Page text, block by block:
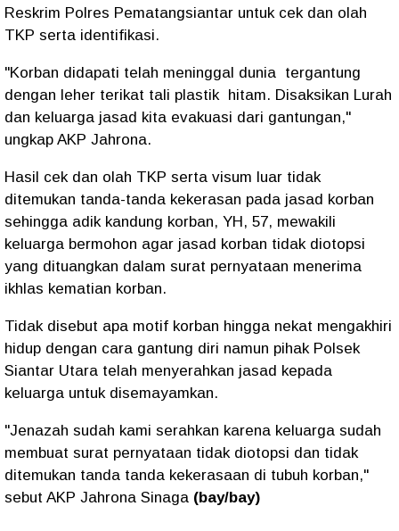
Reskrim Polres Pematangsiantar untuk cek dan olah
TKP serta identifikasi.
"Korban didapati telah meninggal dunia tergantung
dengan leher terikat tali plastik hitam. Disaksikan Lurah
dan keluarga jasad kita evakuasi dari gantungan,"
ungkap AKP Jahrona.
Hasil cek dan olah TKP serta visum luar tidak
ditemukan tanda-tanda kekerasan pada jasad korban
sehingga adik kandung korban, YH, 57, mewakili
keluarga bermohon agar jasad korban tidak diotopsi
yang dituangkan dalam surat pernyataan menerima
ikhlas kematian korban.
Tidak disebut apa motif korban hingga nekat mengakhiri
hidup dengan cara gantung diri namun pihak Polsek
Siantar Utara telah menyerahkan jasad kepada
keluarga untuk disemayamkan.
"Jenazah sudah kami serahkan karena keluarga sudah
membuat surat pernyataan tidak diotopsi dan tidak
ditemukan tanda tanda kekerasaan di tubuh korban,"
sebut AKP Jahrona Sinaga (bay/bay)